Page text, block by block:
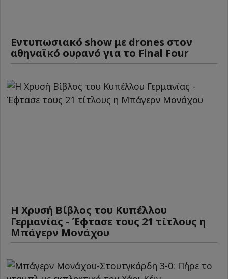
Εντυπωσιακό show με drones στον
αθηναϊκό ουρανό για το Final Four
Η Χρυσή Βίβλος του Κυπέλλου
Γερμανίας - Έφτασε τους 21 τίτλους η
Μπάγερν Μονάχου